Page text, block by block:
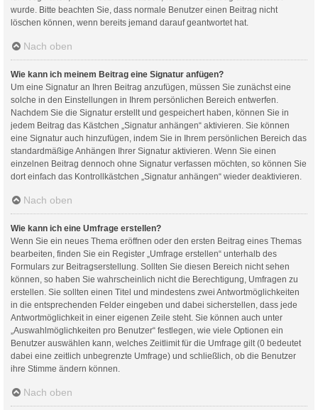
wurde. Bitte beachten Sie, dass normale Benutzer einen Beitrag nicht
löschen können, wenn bereits jemand darauf geantwortet hat.
Nach oben
Wie kann ich meinem Beitrag eine Signatur anfügen?
Um eine Signatur an Ihren Beitrag anzufügen, müssen Sie zunächst eine
solche in den Einstellungen in Ihrem persönlichen Bereich entwerfen.
Nachdem Sie die Signatur erstellt und gespeichert haben, können Sie in
jedem Beitrag das Kästchen „Signatur anhängen“ aktivieren. Sie können
eine Signatur auch hinzufügen, indem Sie in Ihrem persönlichen Bereich das
standardmäßige Anhängen Ihrer Signatur aktivieren. Wenn Sie einen
einzelnen Beitrag dennoch ohne Signatur verfassen möchten, so können Sie
dort einfach das Kontrollkästchen „Signatur anhängen“ wieder deaktivieren.
Nach oben
Wie kann ich eine Umfrage erstellen?
Wenn Sie ein neues Thema eröffnen oder den ersten Beitrag eines Themas
bearbeiten, finden Sie ein Register „Umfrage erstellen“ unterhalb des
Formulars zur Beitragserstellung. Sollten Sie diesen Bereich nicht sehen
können, so haben Sie wahrscheinlich nicht die Berechtigung, Umfragen zu
erstellen. Sie sollten einen Titel und mindestens zwei Antwortmöglichkeiten
in die entsprechenden Felder eingeben und dabei sicherstellen, dass jede
Antwortmöglichkeit in einer eigenen Zeile steht. Sie können auch unter
„Auswahlmöglichkeiten pro Benutzer“ festlegen, wie viele Optionen ein
Benutzer auswählen kann, welches Zeitlimit für die Umfrage gilt (0 bedeutet
dabei eine zeitlich unbegrenzte Umfrage) und schließlich, ob die Benutzer
ihre Stimme ändern können.
Nach oben